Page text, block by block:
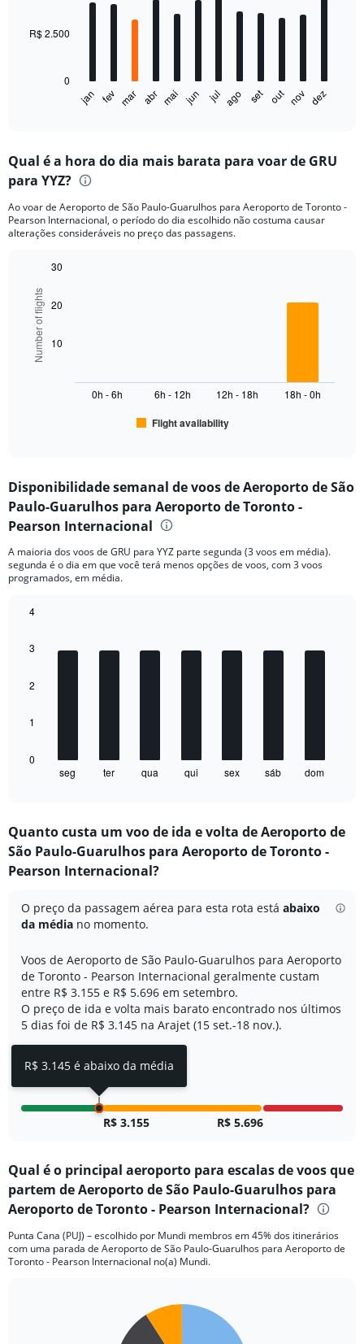
The
Range:
12
The
chart
has
axis
displaying
values.
Range:
jan fev mar abr mai jun jul ago set out nov dez
0
R$ 2.500
Qual é a hora do dia mais barata para voar de GRU
para YYZ?
Ao voar de Aeroporto de São Paulo-Guarulhos para Aeroporto de Toronto -
Pearson Internacional, o período do dia escolhido não costuma causar
alterações consideráveis no preço das passagens.
chart
with
bars.
The
Range:
6
categories.
chart
has
1
axis
Number
Range:
to
graphic.
Number of flights
Flight availability
0h - 6h 6h - 12h 12h - 18h 18h - 0h
10
20
30
Disponibilidade semanal de voos de Aeroporto de São
Paulo-Guarulhos para Aeroporto de Toronto -
Pearson Internacional
A maioria dos voos de GRU para YYZ parte segunda (3 voos em média).
segunda é o dia em que você terá menos opções de voos, com 3 voos
programados, em média.
chart
with
bars.
chart
Range:
7
categories.
has
1
axis
displaying
values.
Range:
0
seg ter qua qui sex sáb dom
0
1
2
3
4
Quanto custa um voo de ida e volta de Aeroporto de
São Paulo-Guarulhos para Aeroporto de Toronto -
Pearson Internacional?
O preço da passagem aérea para esta rota está abaixo
da média no momento.
Voos de Aeroporto de São Paulo-Guarulhos para Aeroporto
de Toronto - Pearson Internacional geralmente custam
entre R$ 3.155 e R$ 5.696 em setembro.
O preço de ida e volta mais barato encontrado nos últimos
5 dias foi de R$ 3.145 na Arajet (15 set.-18 nov.).
R$ 3.155 R$ 5.696
Qual é o principal aeroporto para escalas de voos que
partem de Aeroporto de São Paulo-Guarulhos para
Aeroporto de Toronto - Pearson Internacional?
Punta Cana (PUJ) – escolhido por Mundi membros em 45% dos itinerários
com uma parada de Aeroporto de São Paulo-Guarulhos para Aeroporto de
Toronto - Pearson Internacional no(a) Mundi.
R$ 3.145 é abaixo da média